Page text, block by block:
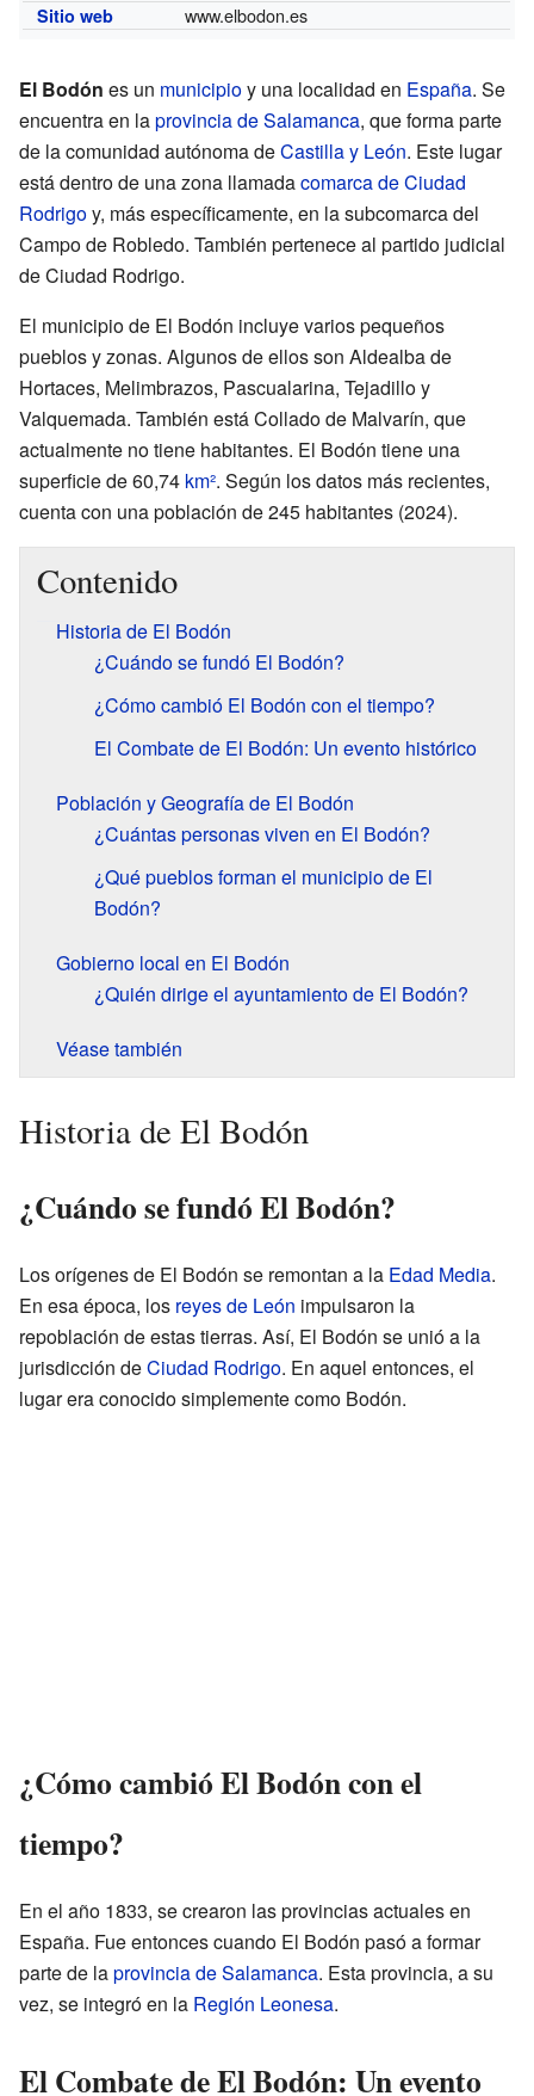
Sitio web www.elbodon.es
El Bodón es un municipioy una localidad en España. Se
encuentra en laprovincia de Salamanca, que forma parte
de la comunidad autónoma deCastilla y León. Este lugar
está dentro de una zona llamadacomarca de Ciudad
Rodrigoy, más específicamente, en la subcomarca del
Campo de Robledo. También pertenece al partido judicial
de Ciudad Rodrigo.
El municipio de El Bodón incluye varios pequeños
pueblos y zonas. Algunos de ellos son Aldealba de
Hortaces, Melimbrazos, Pascualarina, Tejadillo y
Valquemada. También está Collado de Malvarín, que
actualmente no tiene habitantes. El Bodón tiene una
superficie de 60,74 km². Según los datos más recientes,
cuenta con una población de 245 habitantes (2024).
Contenido
Historia de El Bodón
¿Cuándo se fundó El Bodón?
¿Cómo cambió El Bodón con el tiempo?
El Combate de El Bodón: Un evento histórico
Población y Geografía de El Bodón
¿Cuántas personas viven en El Bodón?
¿Qué pueblos forman el municipio de El
Bodón?
Gobierno local en El Bodón
¿Quién dirige el ayuntamiento de El Bodón?
Véase también
Historia de El Bodón
¿Cuándo se fundó El Bodón?
Los orígenes de El Bodón se remontan a la Edad Media.
En esa época, los reyes de León impulsaron la
repoblación de estas tierras. Así, El Bodón se unió a la
jurisdicción deCiudad Rodrigo. En aquel entonces, el
lugar era conocido simplemente como Bodón.
¿Cómo cambió El Bodón con el
tiempo?
En el año 1833, se crearon las provincias actuales en
España. Fue entonces cuando El Bodón pasó a formar
parte de laprovincia de Salamanca. Esta provincia, a su
vez, se integró en la Región Leonesa.
El Combate de El Bodón: Un evento